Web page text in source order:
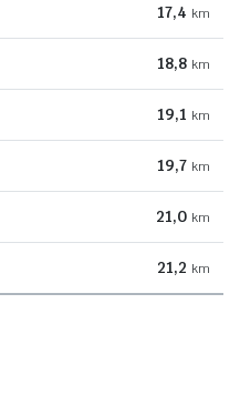
17,4 km
18,8 km
19,1 km
19,7 km
21,0 km
21,2 km